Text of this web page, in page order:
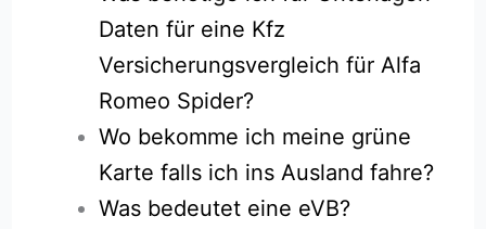
Daten für eine Kfz
Versicherungsvergleich für Alfa
Romeo Spider?
Wo bekomme ich meine grüne
Karte falls ich ins Ausland fahre?
Was bedeutet eine eVB?